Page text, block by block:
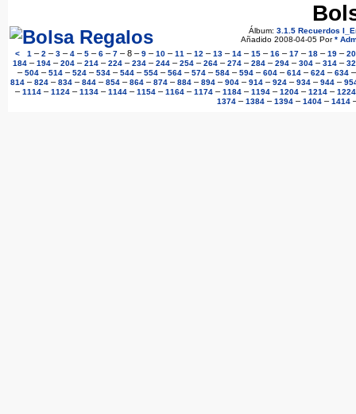
Álbum: 3.1.5 Recuerdos
Añadido 2008-04-05 Por*
<
1 – 2 – 3 – 4 – 5 – 6 – 7 – 8 – 9 – 10 – 11 – 12 – 13 – 14 – 15 – 16 – 17 – 18 – 19 – 20
184 – 194 – 204 – 214 – 224 – 234 – 244 – 254 – 264 – 274 – 284 – 294 – 304 – 314 –
– 504 – 514 – 524 – 534 – 544 – 554 – 564 – 574 – 584 – 594 – 604 – 614 – 624 – 634
814 – 824 – 834 – 844 – 854 – 864 – 874 – 884 – 894 – 904 – 914 – 924 – 934 – 944 –
– 1114 – 1124 – 1134 – 1144 – 1154 – 1164 – 1174 – 1184 – 1194 – 1204 – 1214 – 1224
1374– 1384– 1394– 1404– 1414